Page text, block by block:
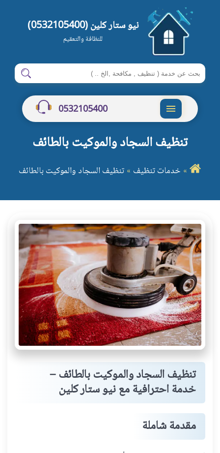
نيو ستار كلين (0532105400)
للنظافة والتعقيم
ابحث
في
شركةنيو
ستار
ابحث
0532105400
تنظيف السجاد والموكيت بالطائف
خدمات تنظيف تنظيف السجاد والموكيت بالطائف
تنظيف السجاد والموكيت بالطائف –
خدمة احترافية مع نيو ستار كلين
مقدمة شاملة